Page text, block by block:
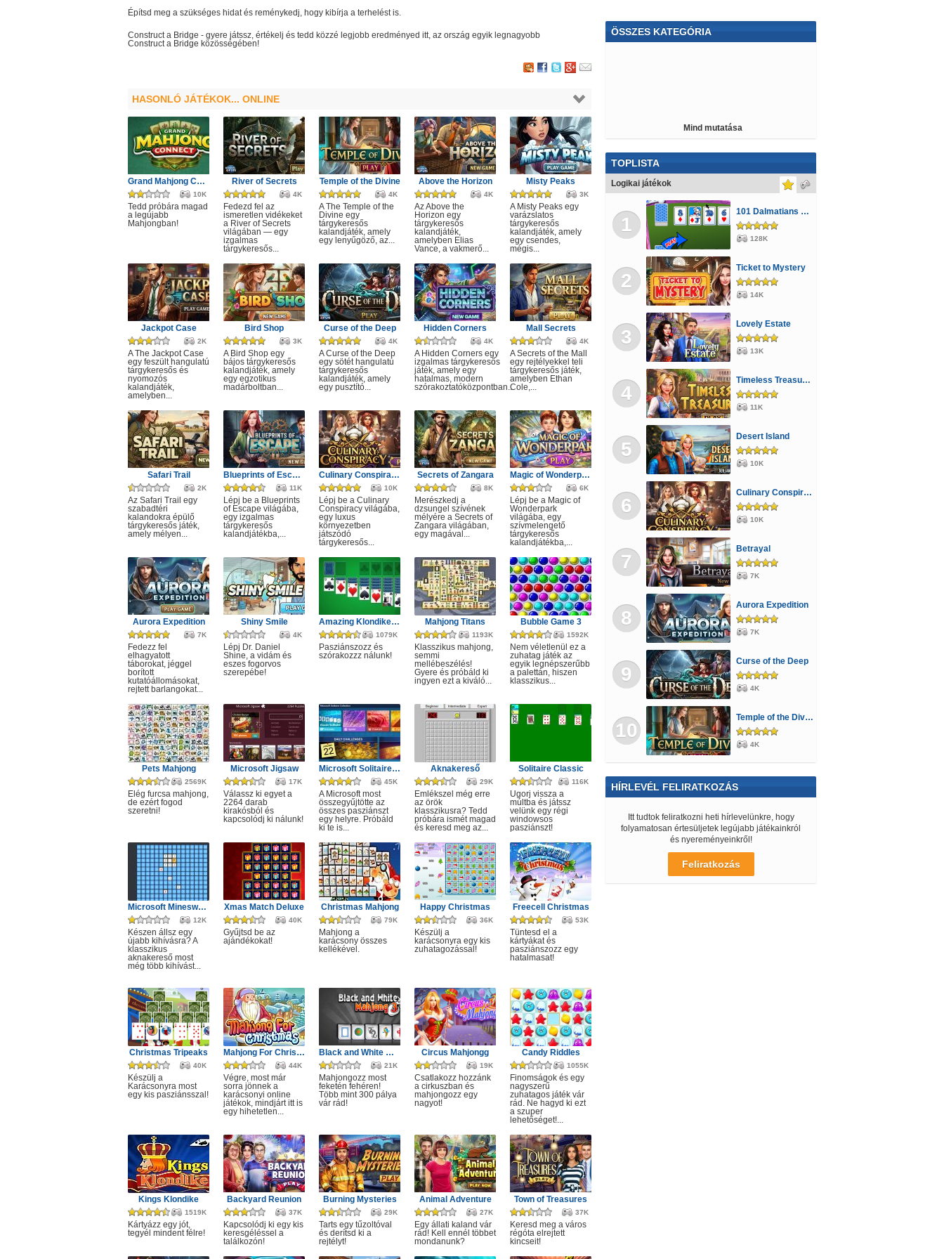
Építsd meg a szükséges hidat és reménykedj, hogy kibírja a terhelést is.
Construct a Bridge - gyere játssz, értékelj és tedd közzé legjobb eredményed itt, az ország egyik legnagyobb
Construct a Bridge közösségében!
HASONLÓ JÁTÉKOK... ONLINE
Grand Mahjong Connect
10K
Tedd próbára magad
a legújabb
Mahjongban!
River of Secrets
4K
Fedezd fel az
ismeretlen vidékeket
a River of Secrets
világában — egy
izgalmas
tárgykeresős...
Temple of the Divine
4K
A The Temple of the
Divine egy
tárgykeresős
kalandjáték, amely
egy lenyűgöző, az...
Above the Horizon
4K
Az Above the
Horizon egy
tárgykeresős
kalandjáték,
amelyben Elias
Vance, a vakmerő...
Misty Peaks
3K
A Misty Peaks egy
varázslatos
tárgykeresős
kalandjáték, amely
egy csendes,
mégis...
Jackpot Case
2K
A The Jackpot Case
egy feszült hangulatú
tárgykeresős és
nyomozós
kalandjáték,
amelyben...
Bird Shop
3K
A Bird Shop egy
bájos tárgykeresős
kalandjáték, amely
egy egzotikus
madárboltban...
Curse of the Deep
4K
A Curse of the Deep
egy sötét hangulatú
tárgykeresős
kalandjáték, amely
egy pusztító...
Hidden Corners
4K
A Hidden Corners egy
izgalmas tárgykeresős
játék, amely egy
hatalmas, modern
szórakoztatóközpontban...
Mall Secrets
4K
A Secrets of the Mall
egy rejtélyekkel teli
tárgykeresős játék,
amelyben Ethan
Cole,...
Safari Trail
2K
Az Safari Trail egy
szabadtéri
kalandokra épülő
tárgykeresős játék,
amely mélyen...
Blueprints of Escape
11K
Lépj be a Blueprints
of Escape világába,
egy izgalmas
tárgykeresős
kalandjátékba,...
Culinary Conspiracy
10K
Lépj be a Culinary
Conspiracy világába,
egy luxus
környezetben
játszódó
tárgykeresős...
Secrets of Zangara
8K
Merészkedj a
dzsungel szívének
mélyére a Secrets of
Zangara világában,
egy magával...
Magic of Wonderpark
6K
Lépj be a Magic of
Wonderpark
világába, egy
szívmelengető
tárgykeresős
kalandjátékba,...
Aurora Expedition
7K
Fedezz fel
elhagyatott
táborokat, jéggel
borított
kutatóállomásokat,
rejtett barlangokat...
Shiny Smile
4K
Lépj Dr. Daniel
Shine, a vidám és
eszes fogorvos
szerepébe!
Amazing Klondike Solitaire
1079K
Pasziánszozz és
szórakozzz nálunk!
Mahjong Titans
1193K
Klasszikus mahjong,
semmi
mellébeszélés!
Gyere és próbáld ki
ingyen ezt a kiváló...
Bubble Game 3
1592K
Nem véletlenül ez a
zuhatag játék az
egyik legnépszerűbb
a palettán, hiszen
klasszikus...
Pets Mahjong
2569K
Elég furcsa mahjong,
de ezért fogod
szeretni!
Microsoft Jigsaw
17K
Válassz ki egyet a
2264 darab
kirakósból és
kapcsolódj ki nálunk!
Microsoft Solitaire Collection
45K
A Microsoft most
összegyűjtötte az
összes pasziánszt
egy helyre. Próbáld
ki te is...
Aknakereső
29K
Emlékszel még erre
az örök
klasszikusra? Tedd
próbára ismét magad
és keresd meg az...
Solitaire Classic
116K
Ugorj vissza a
múltba és játssz
velünk egy régi
windowsos
pasziánszt!
Microsoft Minesweeper
12K
Készen állsz egy
újabb kihívásra? A
klasszikus
aknakereső most
még több kihívást...
Xmas Match Deluxe
40K
Gyűjtsd be az
ajándékokat!
Christmas Mahjong
79K
Mahjong a
karácsony összes
kellékével.
Happy Christmas
36K
Készülj a
karácsonyra egy kis
zuhatagozással!
Freecell Christmas
53K
Tüntesd el a
kártyákat és
pasziánszozz egy
hatalmasat!
Christmas Tripeaks
40K
Készülj a
Karácsonyra most
egy kis pasziánsszal!
Mahjong For Christmas
44K
Végre, most már
sorra jönnek a
karácsonyi online
játékok, mindjárt itt is
egy hihetetlen...
Black and White Mahjong 3
21K
Mahjongozz most
feketén fehéren!
Több mint 300 pálya
vár rád!
Circus Mahjongg
19K
Csatlakozz hozzánk
a cirkuszban és
mahjongozz egy
nagyot!
Candy Riddles
1055K
Finomságok és egy
nagyszerű
zuhatagos játék vár
rád. Ne hagyd ki ezt
a szuper
lehetőséget!...
Kings Klondike
1519K
Kártyázz egy jót,
tegyél mindent félre!
Backyard Reunion
37K
Kapcsolódj ki egy kis
keresgéléssel a
találkozón!
Burning Mysteries
29K
Tarts egy tűzoltóval
és derítsd ki a
rejtélyt!
Animal Adventure
27K
Egy állati kaland vár
rád! Kell ennél többet
mondanunk?
Town of Treasures
37K
Keresd meg a város
régóta elrejtett
kincseit!
ÖSSZES KATEGÓRIA
Csókolózós Puzzle
Katonás Kamionos Pingvines
Cartoon Network Star Wars
Sütős Lányos Hajós
Olimpiai Angry Birds
Mind mutatása
TOPLISTA
Logikai játékok
1
101 Dalmatians Card Battles
128K
2
Ticket to Mystery
14K
3
Lovely Estate
13K
4
Timeless Treasures
11K
5
Desert Island
10K
6
Culinary Conspiracy
10K
7
Betrayal
7K
8
Aurora Expedition
7K
9
Curse of the Deep
4K
10
Temple of the Divine
4K
HÍRLEVÉL FELIRATKOZÁS
Itt tudtok feliratkozni heti hírlevelünkre, hogy
folyamatosan értesüljetek legújabb játékainkról
és nyereményeinkről!
Feliratkozás